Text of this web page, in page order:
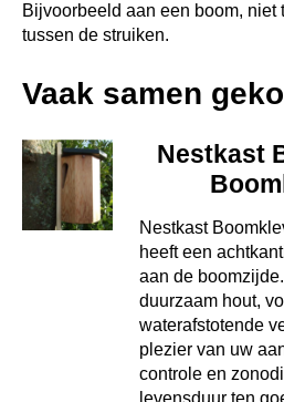
Bijvoorbeeld aan een boom, niet
tussen de struiken.
Vaak samen
Nestkast
Nestkast
heeft een
aan de
duurzaam hout,
waterafstotende
plezier van uw
controle en